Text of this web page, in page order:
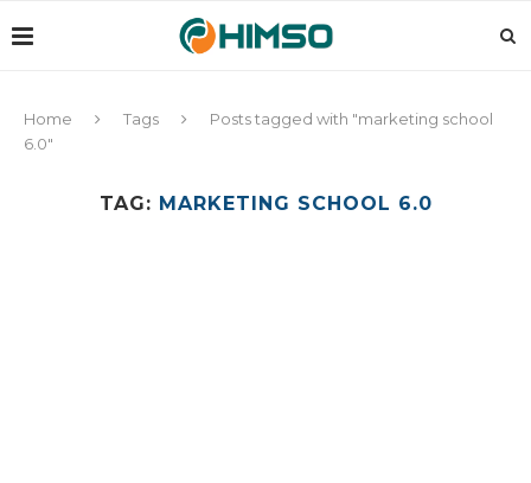
Home Tags
Posts tagged with "marketing school
6.0"
TAG: MARKETING SCHOOL 6.0